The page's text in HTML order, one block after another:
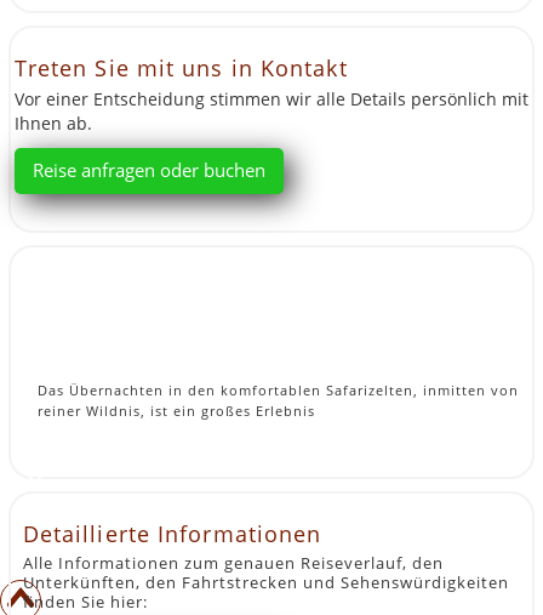
Treten Sie mit uns in Kontakt
Vor einer Entscheidung stimmen wir alle Details persönlich mit
Ihnen ab.
Reise anfragen oder buchen
Das Übernachten in den komfortablen Safarizelten, inmitten von
reiner Wildnis, ist ein großes Erlebnis
Detaillierte Informationen
Alle Informationen zum genauen Reiseverlauf, den
Unterkünften, den Fahrtstrecken und Sehenswürdigkeiten
finden Sie hier: